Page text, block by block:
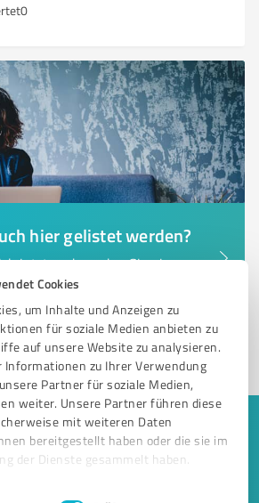
Cookies
um Inhalte und Anzeigen zu
für soziale Medien anbieten zu
auf unsere Website zu analysieren.
Informationen zu Ihrer Verwendung
Partner für soziale Medien,
weiter. Unsere Partner führen diese
mit weiteren Daten
bereitgestellt haben oder die sie im
der Dienste gesammelt haben.
0
hier gelistet werden?
jetzt und werden Sie ein von
ProvenExpert!
1
Recherchen und E-
empfangen!